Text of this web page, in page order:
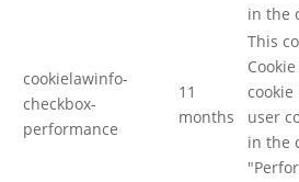
in the
cookielawinfo-
checkbox-
performance
11
months
This
user
in the